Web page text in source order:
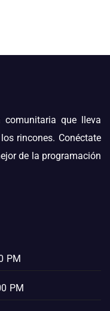
que lleva
rincones. Conéctate
de la programación
PM
PM